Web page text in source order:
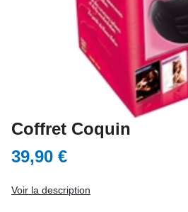
Coffret Coquin
39,90 €
Voir la description